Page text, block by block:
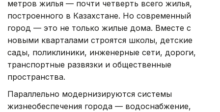
метров жилья — почти четверть всего жилья,
построенного в Казахстане. Но современный
город — это не только жилые дома. Вместе с
новыми кварталами строятся школы, детские
сады, поликлиники, инженерные сети, дороги,
транспортные развязки и общественные
пространства.
Параллельно модернизируются системы
жизнеобеспечения города — водоснабжение,